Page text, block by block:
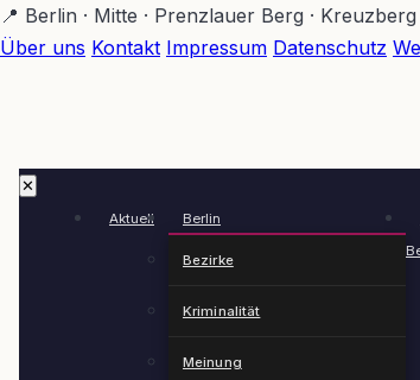
Zum
Hauptinhalt
📍 Berlin · Mitte · Prenzlauer Berg ·
Über uns Kontakt Impressum Datenschutz
✕
Aktuell Berlin
Bezirke
Kriminalität
Meinung